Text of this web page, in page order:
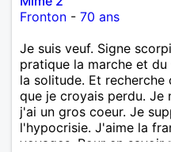
Fronton - 70 ans
Je suis veuf. Signe
pratique la marche et
la solitude. Et recherche
que je croyais perdu. Je
j'ai un gros coeur. Je
l'hypocrisie. J'aime la
voyages. Pour en savoir